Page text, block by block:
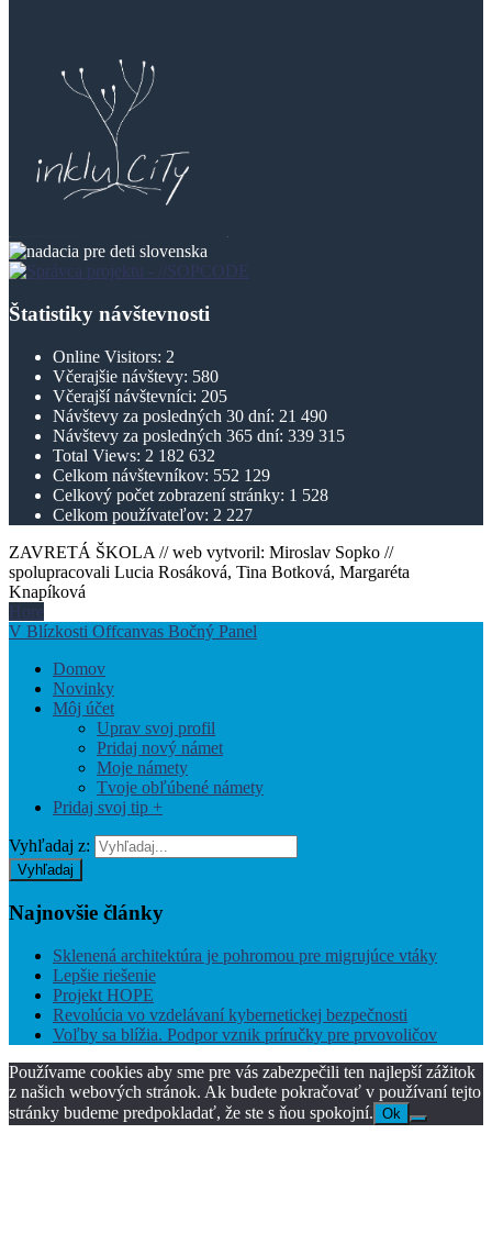
Štatistiky návštevnosti
Online Visitors: 2
Včerajšie návštevy: 580
Včerajší návštevníci: 205
Návštevy za posledných 30 dní: 21 490
Návštevy za posledných 365 dní: 339 315
Total Views: 2 182 632
Celkom návštevníkov: 552 129
Celkový počet zobrazení stránky: 1 528
Celkom používateľov: 2 227
ZAVRETÁ ŠKOLA // web vytvoril: Miroslav Sopko //
spolupracovali Lucia Rosáková, Tina Botková, Margaréta
Knapíková
Hore
V Blízkosti Offcanvas Bočný Panel
Domov
Novinky
Môj účet
Uprav svoj profil
Pridaj nový námet
Moje námety
Tvoje obľúbené námety
Pridaj svoj tip +
Vyhľadaj z:
Vyhľadaj
Najnovšie články
Sklenená architektúra je pohromou pre migrujúce vtáky
Lepšie riešenie
Projekt HOPE
Revolúcia vo vzdelávaní kybernetickej bezpečnosti
Voľby sa blížia. Podpor vznik príručky pre prvovoličov
Používame cookies aby sme pre vás zabezpečili ten najlepší zážitok
z našich webových stránok. Ak budete pokračovať v používaní tejto
stránky budeme predpokladať, že ste s ňou spokojní. Ok